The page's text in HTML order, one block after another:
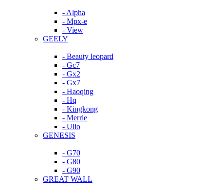
- Alpha
- Mpx-e
- View
GEELY
- Beauty leopard
- Gc7
- Gx2
- Gx7
- Haoqing
- Hq
- Kingkong
- Merrie
- Ulio
GENESIS
- G70
- G80
- G90
GREAT WALL